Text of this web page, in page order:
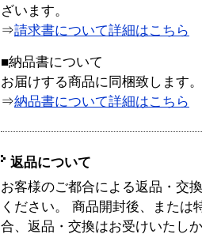
ざいます。
⇒請求書について詳細はこちら
■納品書について
お届けする商品に同梱致します。
⇒納品書について詳細はこちら
返品について
お客様のご都合による返品・交
ください。 商品開封後、または
合、返品・交換はお受けいたし